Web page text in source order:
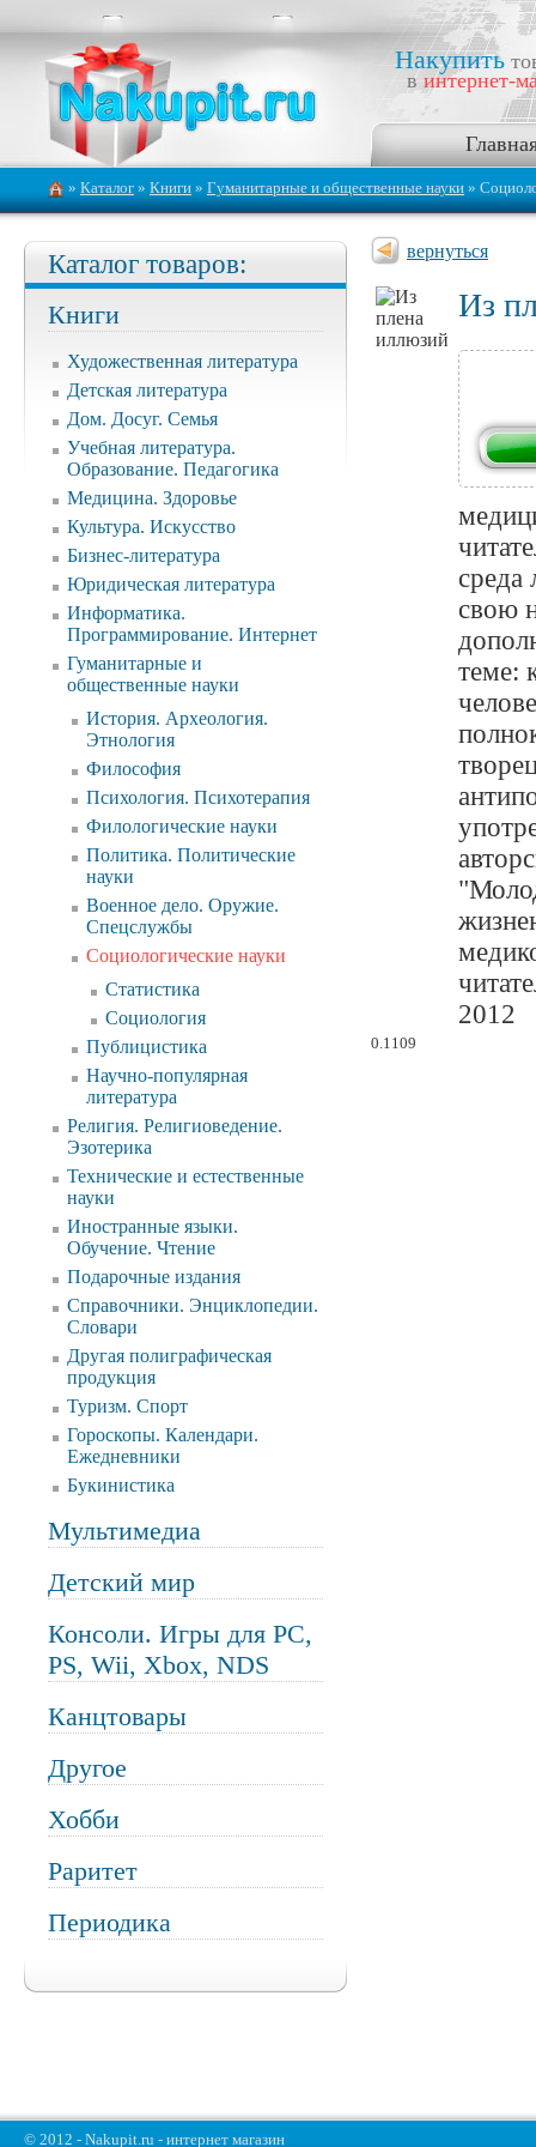
Накупить
в интернет-
» Каталог » Книги » Гуманитарные и общественные науки »
Каталог товаров:
Книги
Художественная литература
Детская литература
Дом. Досуг. Семья
Учебная литература.
Образование. Педагогика
Медицина. Здоровье
Культура. Искусство
Бизнес-литература
Юридическая литература
Информатика.
Программирование. Интернет
Гуманитарные и
общественные науки
История. Археология.
Этнология
Философия
Психология. Психотерапия
Филологические науки
Политика. Политические
науки
Военное дело. Оружие.
Спецслужбы
Социологические науки
Статистика
Социология
Публицистика
Научно-популярная
литература
Религия. Религиоведение.
Эзотерика
Технические и естественные
науки
Иностранные языки.
Обучение. Чтение
Подарочные издания
Справочники. Энциклопедии.
Словари
Другая полиграфическая
продукция
Туризм. Спорт
Гороскопы. Календари.
Ежедневники
Букинистика
Мультимедиа
Детский мир
Консоли. Игры для PC,
PS, Wii, Xbox, NDS
Канцтовары
Другое
Хобби
Раритет
Периодика
вернуться
Из
свою
теме:
2012
0.1109
© 2012 - Nakupit.ru - интернет магазин